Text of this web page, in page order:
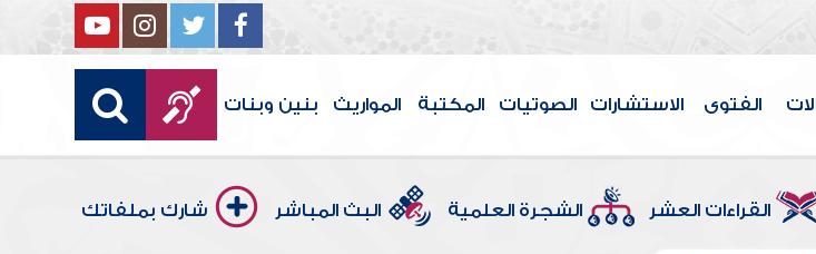
الفتوى الاستشارات الصوتيات المكتبة المواريث بنين وبنات
القراءات العشر الشجرة العلمية البث المباشر شارك بملفاتك